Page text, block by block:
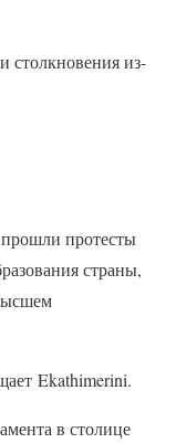
столкновения из-
протесты
страны,
Ekathimerini.
в столице